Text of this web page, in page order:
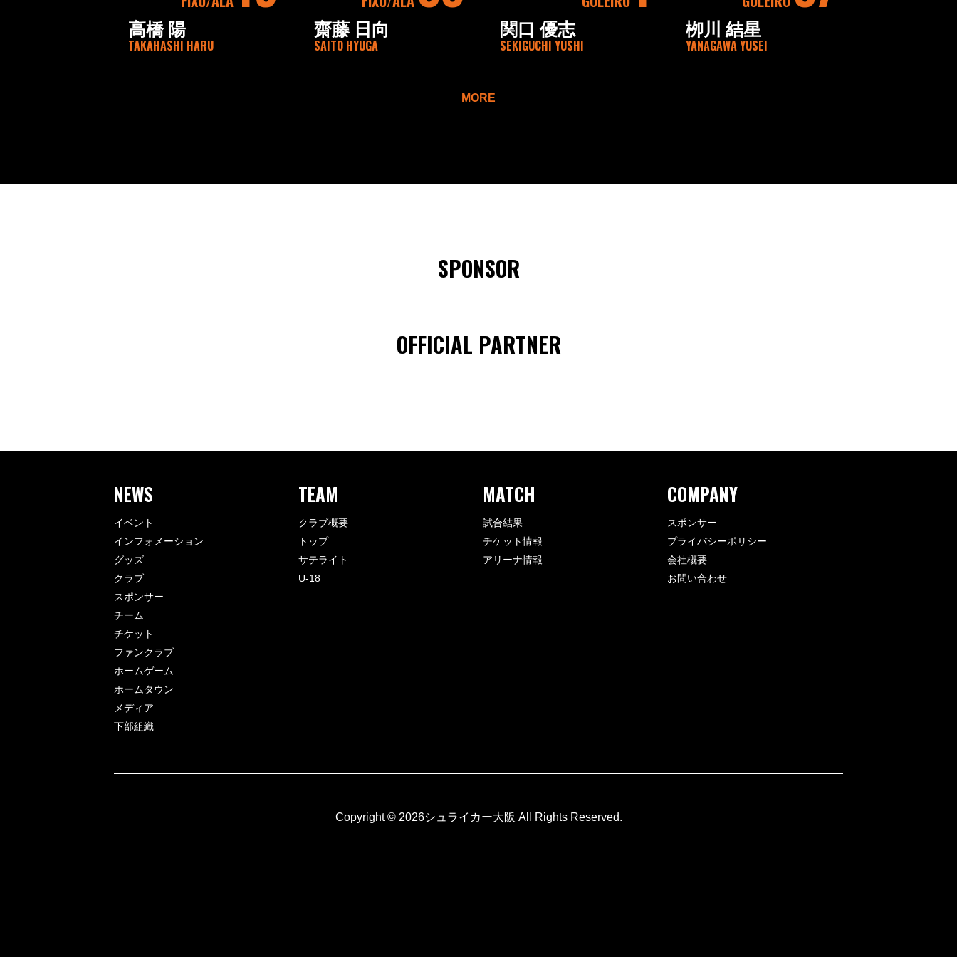
高橋 陽
TAKAHASHI HARU
齋藤 日向
SAITO HYUGA
関口 優志
SEKIGUCHI YUSHI
栁川 結星
YANAGAWA YUSEI
MORE
SPONSOR
OFFICIAL PARTNER
NEWS
イベント
インフォメーション
グッズ
クラブ
スポンサー
チーム
チケット
ファンクラブ
ホームゲーム
ホームタウン
メディア
下部組織
TEAM
クラブ概要
トップ
サテライト
U-18
MATCH
試合結果
チケット情報
アリーナ情報
COMPANY
スポンサー
プライバシーポリシー
会社概要
お問い合わせ
Copyright © 2026シュライカー大阪 All Rights Reserved.